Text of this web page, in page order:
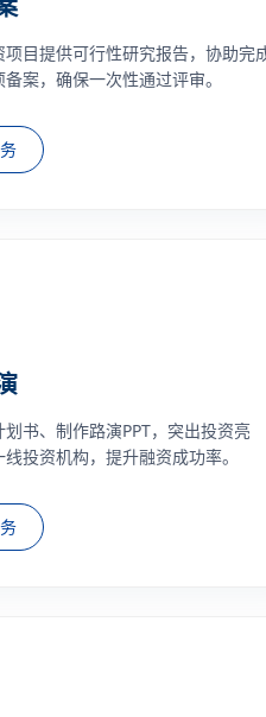
项目提供可行性研究报告，协助完
案，确保一次性通过评审。
书、制作路演PPT，突出投资亮
投资机构，提升融资成功率。